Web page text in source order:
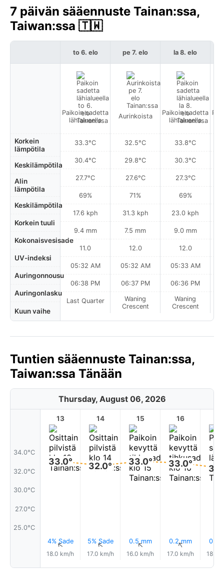
7 päivän sääennuste Tainan:ssa,
Taiwan:ssa 🇹🇼
Korkein
lämpötila
Keskilämpötila
Alin
lämpötila
Keskilämpötila
Korkein tuuli
Kokonaisvesisade
UV-indeksi
Auringonnousu
Auringonlasku
Kuun vaihe
to 6. elo
Paikoin sadetta
lähialueella
33.3°C
30.4°C
27.7°C
69%
17.6 kph
9.4 mm
11.0
05:32 AM
06:38 PM
Last Quarter
pe 7. elo
Aurinkoista
32.5°C
29.8°C
27.6°C
71%
31.3 kph
7.5 mm
12.0
05:32 AM
06:37 PM
Waning
Crescent
la 8. elo
Paikoin sadetta
lähialueella
33.8°C
30.3°C
27.3°C
69%
23.0 kph
9.0 mm
12.0
05:33 AM
06:36 PM
Waning
Crescent
Tuntien sääennuste Tainan:ssa,
Taiwan:ssa Tänään
Thursday, August 06, 2026
34.0°C
32.0°C
30.0°C
27.0°C
25.0°C
13
33.0°
4% Sade
↑
18.0 km/h
14
32.0°
5% Sade
↑
17.0 km/h
15
33.0°
0.5 mm
↑
16.0 km/h
16
33.0°
0.2 mm
↑
17.0 km/h
0.0
18.0